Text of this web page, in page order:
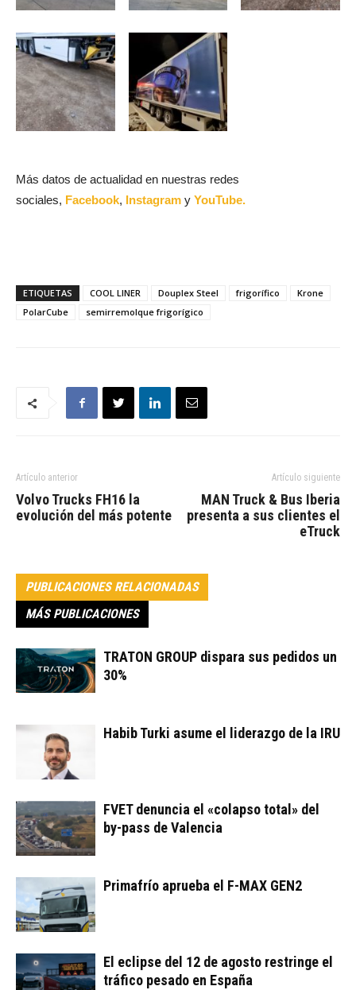
Más datos de actualidad en nuestras redes
sociales, Facebook, Instagram y YouTube.
ETIQUETAS COOL LINER Douplex Steel frigorífico
Krone
PolarCube
semirremolque frigorígico
Artículo anterior
Volvo Trucks FH16 la
evolución del más potente
Artículo siguiente
MAN Truck & Bus Iberia
presenta a sus clientes el
eTruck
PUBLICACIONES RELACIONADAS
MÁS PUBLICACIONES
TRATON GROUP dispara sus pedidos un
30%
Habib Turki asume el liderazgo de la IRU
FVET denuncia el «colapso total» del
by-pass de Valencia
Primafrío aprueba el F-MAX GEN2
El eclipse del 12 de agosto restringe el
tráfico pesado en España